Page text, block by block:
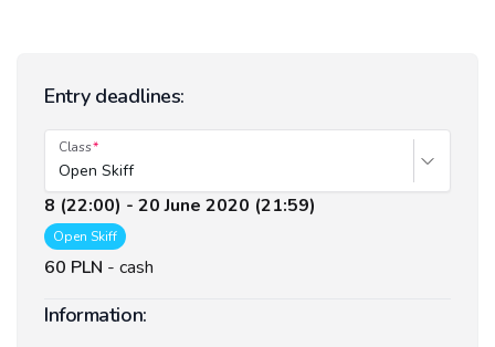
Entry deadlines:
Class
Open Skiff
8 (22:00) - 20 June 2020 (21:59)
Open Skiff
60 PLN - cash
Information: